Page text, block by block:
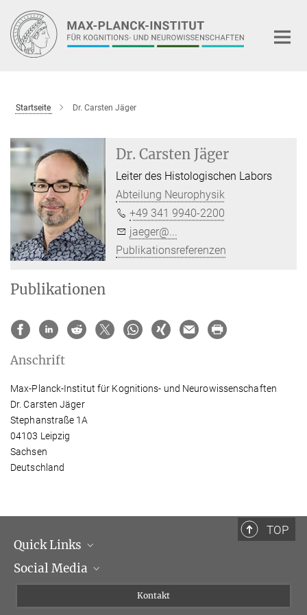
Hauptinhalt
Startseite Dr. Carsten Jäger
Dr. Carsten Jäger
Leiter des Histologischen Labors
Abteilung Neurophysik
+49 341 9940-2200
jaeger@...
Publikationsreferenzen
Publikationen
Anschrift
Max-Planck-Institut für Kognitions- und Neurowissenschaften
Dr. Carsten Jäger
Stephanstraße 1A
04103 Leipzig
Sachsen
Deutschland
TOP
Quick Links
Institutsleitung
Social Media
Kontakt